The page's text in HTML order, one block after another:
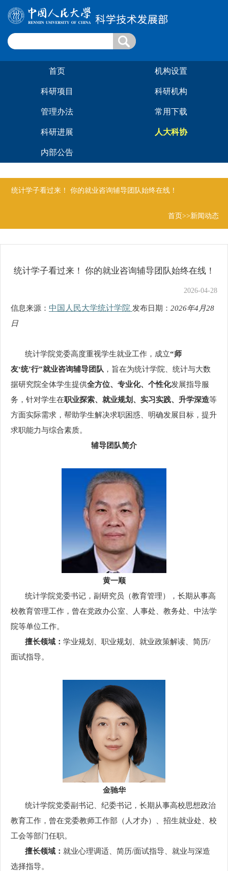
首页 机构设置
科研项目 科研机构
管理办法 常用下载
科研进展 人大科协
内部公告
统计学子看过来！ 你的就业咨询辅导团队始终在线！
首页>>新闻动态
统计学子看过来！ 你的就业咨询辅导团队始终在线！
2026-04-28
信息来源： 中国人民大学统计学院 发布日期： 2026年4月28
日
统计学院党委高度重视学生就业工作，成立“师
友‘统’行”就业咨询辅导团队 ，旨在为统计学院、统计与大数
据研究院全体学生提供全方位、专业化、个性化发展指导服
务，针对学生在职业探索、就业规划、实习实践、升学深造等
方面实际需求，帮助学生解决求职困惑、明确发展目标，提升
求职能力与综合素质。
辅导团队简介
黄一顺
统计学院党委书记，副研究员（教育管理），长期从事高
校教育管理工作，曾在党政办公室、人事处、教务处、中法学
院等单位工作。
擅长领域： 学业规划、职业规划、就业政策解读、简历/
面试指导。
金驰华
统计学院党委副书记、纪委书记，长期从事高校思想政治
教育工作，曾在党委教师工作部（人才办）、招生就业处、校
工会等部门任职。
擅长领域： 就业心理调适、简历/面试指导、就业与深造
选择指导。